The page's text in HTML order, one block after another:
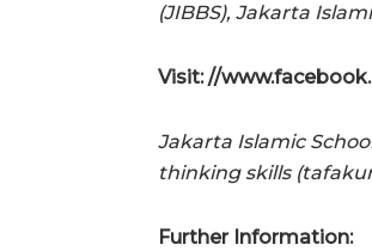
(JIBBS), Jakarta
Visit: //
Jakarta Islamic
thinking skills
Further Information: